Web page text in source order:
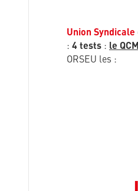
Union Syndicale
: 4 tests : le
ORSEU les :